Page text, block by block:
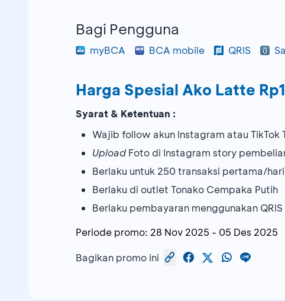
Bagi Pengguna
myBCA BCA mobile QRIS
Harga Spesial Ako Latte
Syarat & Ketentuan :
Wajib follow akun Instagram atau TikTok
Upload Foto di Instagram story
Berlaku untuk 250 transaksi pertama/hari
Berlaku di outlet Tonako Cempaka Putih
Berlaku pembayaran menggunakan
Periode promo: 28 Nov 2025 - 05 Des 2025
Bagikan promo ini